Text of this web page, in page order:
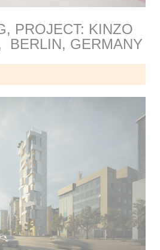
PROJECT: KINZO
BERLIN, GERMANY